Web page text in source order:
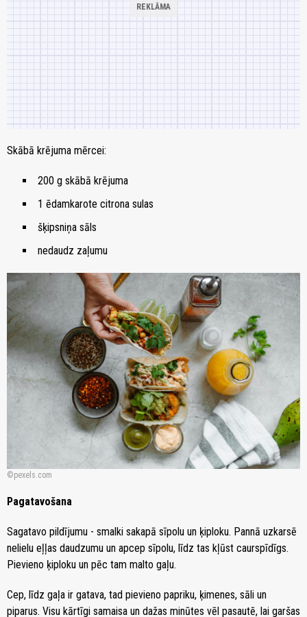
Skābā krējuma mērcei:
200 g skābā krējuma
1 ēdamkarote citrona sulas
šķipsniņa sāls
nedaudz zaļumu
pexels.com
Pagatavošana
Sagatavo pildījumu - smalki sakapā sīpolu un ķiploku. Pannā uzkarsē
nelielu eļļas daudzumu un apcep sīpolu, līdz tas kļūst caurspīdīgs.
Pievieno ķiploku un pēc tam malto gaļu.
Cep, līdz gaļa ir gatava, tad pievieno papriku, ķimenes, sāli un
piparus. Visu kārtīgi samaisa un dažas minūtes vēl pasautē, lai garšas